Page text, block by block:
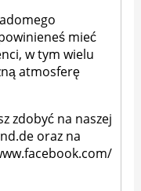
mieć
w tym wielu
atmosferę
zdobyć na naszej
oraz na